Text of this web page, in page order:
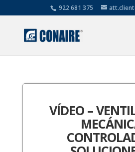
922 681 375
VÍDEO –